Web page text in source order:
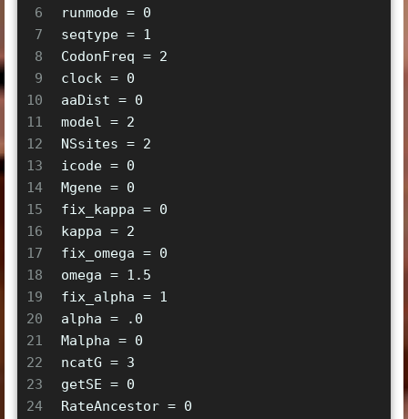
6
7
8
9
10
11
12
13
14
15
16
17
18
19
20
21
22
23
24
runmode = 0
seqtype = 1
CodonFreq = 2
clock = 0
aaDist = 0
model = 2
NSsites = 2
icode = 0
Mgene = 0
fix_kappa = 0
kappa = 2
fix_omega = 0
omega = 1.5
fix_alpha = 1
alpha = .0
Malpha = 0
ncatG = 3
getSE = 0
RateAncestor = 0